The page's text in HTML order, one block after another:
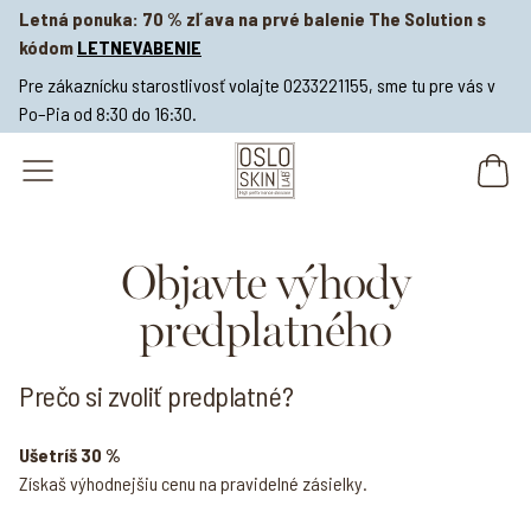
Letná ponuka: 70 % zľava na prvé balenie The Solution s
kódom LETNEVABENIE
Pre zákaznícku starostlivosť volajte 0233221155, sme tu pre vás v
Po–Pia od 8:30 do 16:30.
open navigation menu
Objavte výhody
predplatného
Prečo si zvoliť predplatné?
Ušetríš 30 %
Získaš výhodnejšiu cenu na pravidelné zásielky.